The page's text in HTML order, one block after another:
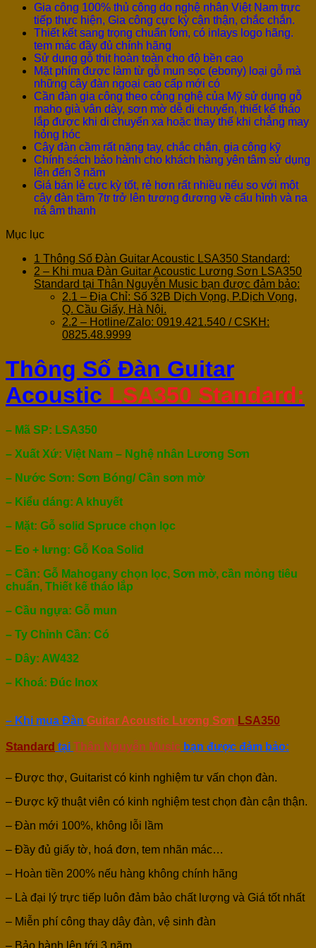
Gia công 100% thủ công do nghệ nhân Việt Nam trực
tiếp thực hiện, Gia công cực kỳ cận thận, chắc chắn.
Thiết kết sang trọng chuẩn fom, có inlays logo hãng.
tem mác đầy đủ chính hãng
Sử dụng gỗ thịt hoàn toàn cho độ bền cao
Mặt phím được làm từ gỗ mun sọc (ebony) loại gỗ mà
những cây đàn ngoại cao cấp mới có
Cần đàn gia công theo công nghệ của Mỹ sử dụng gỗ
maho già vân dày, sơn mờ dễ di chuyển, thiết kế tháo
lắp được khi di chuyển xa hoặc thay thế khi chẳng may
hỏng hóc
Cây đàn cầm rất nặng tay, chắc chắn, gia công kỹ
Chính sách bảo hành cho khách hàng yên tâm sử dụng
lên đến 3 năm
Giá bán lẻ cực kỳ tốt, rẻ hơn rất nhiều nếu so với một
cây đàn tầm 7tr trở lên tương đương về cấu hình và na
ná âm thanh
Mục lục
1 Thông Số Đàn Guitar Acoustic LSA350 Standard:
2 – Khi mua Đàn Guitar Acoustic Lương Sơn LSA350
Standard tại Thân Nguyễn Music bạn được đảm bảo:
2.1 – Địa Chỉ: Số 32B Dịch Vọng, P.Dịch Vọng,
Q. Cầu Giấy, Hà Nội.
2.2 – Hotline/Zalo: 0919.421.540 / CSKH:
0825.48.9999
Thông Số Đàn Guitar
Acoustic LSA350 Standard:
– Mã SP: LSA350
– Xuất Xứ: Việt Nam – Nghệ nhân Lương Sơn
– Nước Sơn: Sơn Bóng/ Cần sơn mờ
– Kiểu dáng: A khuyết
– Mặt: Gỗ solid Spruce chọn lọc
– Eo + lưng: Gỗ Koa Solid
– Cần: Gỗ Mahogany chọn lọc, Sơn mờ, cần mỏng tiêu
chuẩn, Thiết kế tháo lắp
– Cầu ngựa: Gỗ mun
– Ty Chỉnh Cần: Có
– Dây: AW432
– Khoá: Đúc Inox
– Khi mua Đàn Guitar Acoustic Lương Sơn LSA350
Standard tại Thân Nguyễn Music bạn được đảm bảo:
– Được thợ, Guitarist có kinh nghiệm tư vấn chọn đàn.
– Được kỹ thuật viên có kinh nghiệm test chọn đàn cận thận.
– Đàn mới 100%, không lỗi lầm
– Đầy đủ giấy tờ, hoá đơn, tem nhãn mác…
– Hoàn tiền 200% nếu hàng không chính hãng
– Là đại lý trực tiếp luôn đảm bảo chất lượng và Giá tốt nhất
– Miễn phí công thay dây đàn, vệ sinh đàn
– Bảo hành lên tới 3 năm